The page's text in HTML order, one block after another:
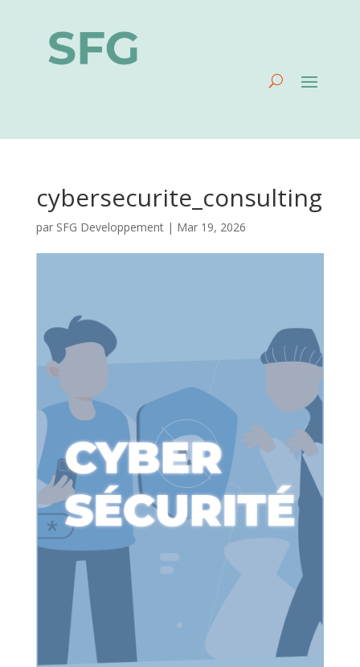
cybersecurite_consulting
par SFG Developpement| Mar 19, 2026